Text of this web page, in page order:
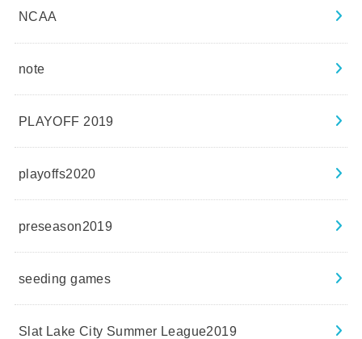
NCAA
note
PLAYOFF 2019
playoffs2020
preseason2019
seeding games
Slat Lake City Summer League2019